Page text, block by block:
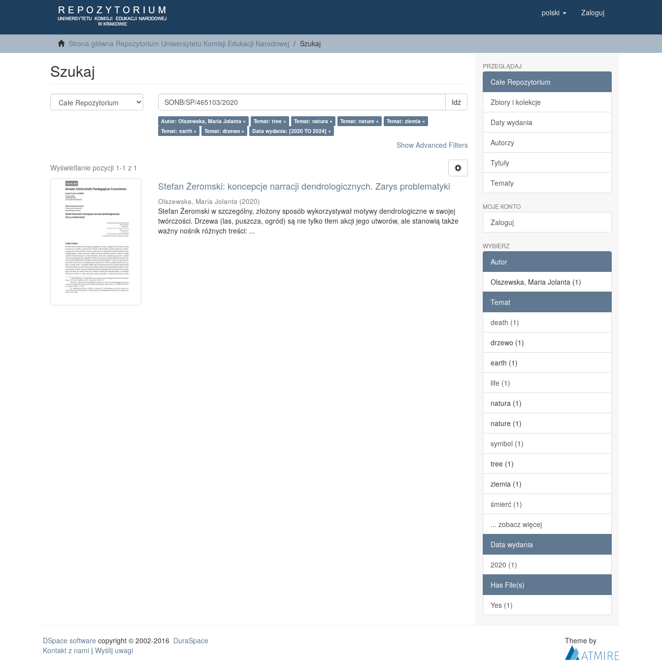
polski Zaloguj
Strona główna Repozytorium Uniwersytetu Komisji Edukacji Narodowej Szukaj
Szukaj
Idź
Autor: Olszewska, Maria Jolanta × Temat: tree × Temat: natura × Temat: nature ×
Temat: ziemia ×
Temat: earth ×
Temat: drzewo × Data wydania: [2020 TO 2024] ×
Show Advanced Filters
Wyświetlanie pozycji 1-1 z 1
Stefan Żeromski: koncepcje narracji dendrologicznych. Zarys problematyki
Olszewska, Maria Jolanta (2020)
Stefan Żeromski w szczególny, złożony sposób wykorzystywał motywy dendrologiczne w swojej
twórczości. Drzewa (las, puszcza, ogród) są nie tylko tłem akcji jego utworów, ale stanowią także
ważny nośnik różnych treści: ...
PRZEGLĄDAJ
Całe Repozytorium
Zbiory i kolekcje
Daty wydania
Autorzy
Tytuły
Tematy
MOJE KONTO
Zaloguj
WYBIERZ
Autor
Olszewska, Maria Jolanta (1)
Temat
death (1)
drzewo (1)
earth (1)
life (1)
natura (1)
nature (1)
symbol (1)
tree (1)
ziemia (1)
śmierć (1)
... zobacz więcej
Data wydania
2020 (1)
Has File(s)
Yes (1)
DSpace software copyright © 2002-2016 DuraSpace
Kontakt z nami | Wyślij uwagi
Theme by